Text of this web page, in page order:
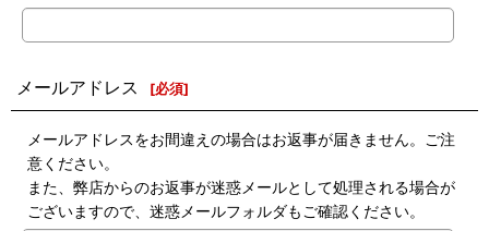
メールアドレス [必須]
メールアドレスをお間違えの場合はお返事が届きません。ご注
意ください。
また、弊店からのお返事が迷惑メールとして処理される場合が
ございますので、迷惑メールフォルダもご確認ください。